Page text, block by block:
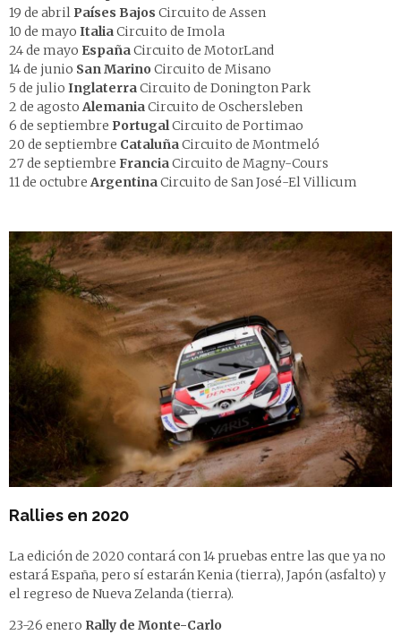
19 de abril Países Bajos Circuito de Assen
10 de mayo ItaliaCircuito de Imola
24 de mayo EspañaCircuito de MotorLand
14 de junio San Marino Circuito de Misano
5 de julio InglaterraCircuito de Donington Park
2 de agostoAlemaniaCircuito de Oschersleben
6 de septiembre PortugalCircuito de Portimao
20 de septiembre CataluñaCircuito de Montmeló
27 de septiembre FranciaCircuito de Magny-Cours
11 de octubreArgentinaCircuito de San José-El Villicum
Rallies en 2020
La edición de 2020 contará con 14 pruebas entre las que ya no
estará España, pero sí estarán Kenia (tierra), Japón (asfalto) y
el regreso de Nueva Zelanda (tierra).
23-26 enero Rally de Monte-Carlo